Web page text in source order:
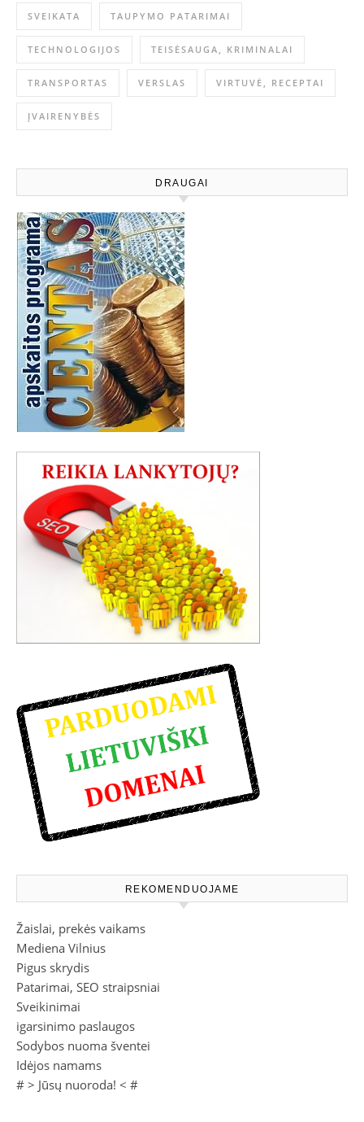
SVEIKATA TAUPYMO PATARIMAI
TECHNOLOGIJOS TEISĖSAUGA, KRIMINALAI
TRANSPORTAS VERSLAS VIRTUVĖ, RECEPTAI
ĮVAIRENYBĖS
DRAUGAI
REKOMENDUOJAME
Žaislai, prekės vaikams
Mediena Vilnius
Pigus skrydis
Patarimai, SEO straipsniai
Sveikinimai
igarsinimo paslaugos
Sodybos nuoma šventei
Idėjos namams
# > Jūsų nuoroda! < #